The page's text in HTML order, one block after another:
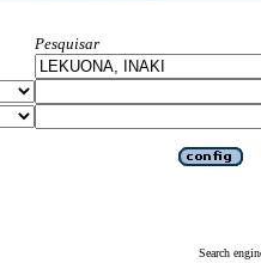
Pesquisar
Search